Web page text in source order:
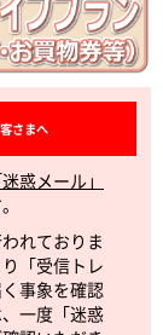
さまへ
迷惑メール」
れておりま
「受信トレ
事象を確認
一度「迷惑